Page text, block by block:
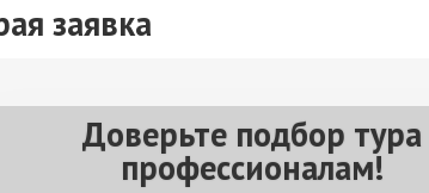
заявка
Доверьте подбор тура
профессионалам!